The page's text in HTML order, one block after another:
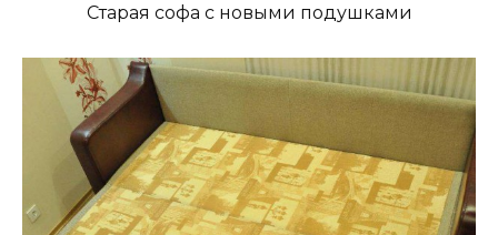
Старая софа с новыми подушками